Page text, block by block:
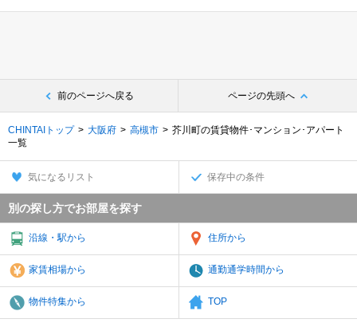
前のページへ戻る ページの先頭へ
CHINTAIトップ 大阪府 高槻市
芥川町の賃貸物件･マンション･アパート
一覧
気になるリスト 保存中の条件
別の探し方でお部屋を探す
沿線・駅から 住所から
家賃相場から 通勤通学時間から
物件特集から TOP